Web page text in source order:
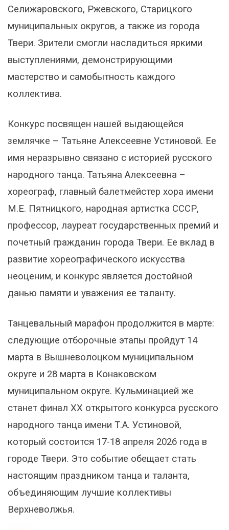
Селижаровского, Ржевского, Старицкого
муниципальных округов, а также из города
Твери. Зрители смогли насладиться яркими
выступлениями, демонстрирующими
мастерство и самобытность каждого
коллектива.
Конкурс посвящен нашей выдающейся
землячке – Татьяне Алексеевне Устиновой. Ее
имя неразрывно связано с историей русского
народного танца. Татьяна Алексеевна –
хореограф, главный балетмейстер хора имени
М.Е. Пятницкого, народная артистка СССР,
профессор, лауреат государственных премий и
почетный гражданин города Твери. Ее вклад в
развитие хореографического искусства
неоценим, и конкурс является достойной
данью памяти и уважения ее таланту.
Танцевальный марафон продолжится в марте:
следующие отборочные этапы пройдут 14
марта в Вышневолоцком муниципальном
округе и 28 марта в Конаковском
муниципальном округе. Кульминацией же
станет финал XX открытого конкурса русского
народного танца имени Т.А. Устиновой,
который состоится 17-18 апреля 2026 года в
городе Твери. Это событие обещает стать
настоящим праздником танца и таланта,
объединяющим лучшие коллективы
Верхневолжья.